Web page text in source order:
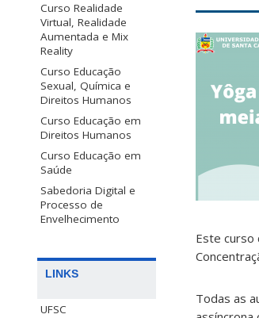
Curso Realidade
Virtual, Realidade
Aumentada e Mix
Reality
Curso Educação
Sexual, Química e
Direitos Humanos
Curso Educação em
Direitos Humanos
Curso Educação em
Saúde
Sabedoria Digital e
Processo de
Envelhecimento
LINKS
UFSC
Este curso
Todas as